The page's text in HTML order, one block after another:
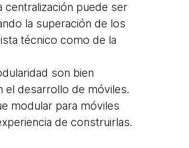
centralización puede ser
la superación de los
técnico como de la
son bien
el desarrollo de móviles.
modular para móviles
de construirlas.